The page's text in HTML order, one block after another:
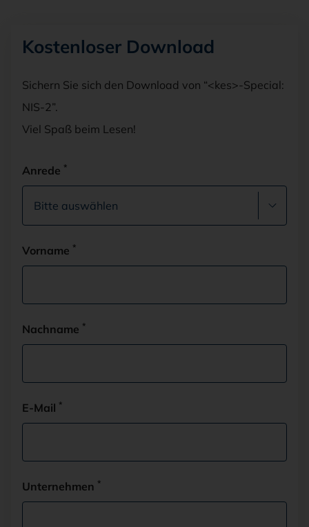
Kostenloser Download
Sichern Sie sich den Download von “<kes>-Special:
NIS-2”.
Viel Spaß beim Lesen!
Anrede *
Vorname *
Nachname *
E-Mail *
Unternehmen *